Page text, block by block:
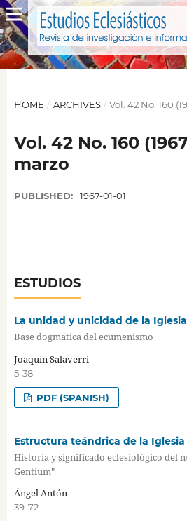
HOME / ARCHIVES / Vol. 42 No. 160
Vol. 42 No. 160
marzo
PUBLISHED: 1967-01-01
ESTUDIOS
La unidad y unicidad de la Iglesia
Base dogmática del ecumenismo
Joaquín Salaverri
5-38
PDF (SPANISH)
Estructura teándrica de la Iglesia
Historia y significado eclesiológico del
Gentium"
Ángel Antón
39-72